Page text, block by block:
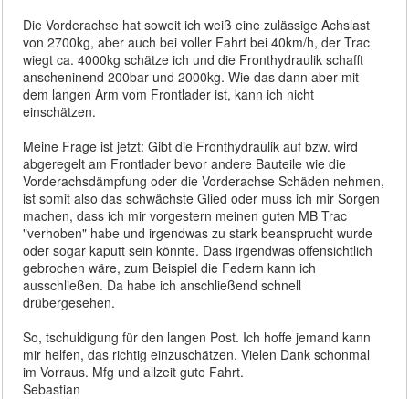
Die Vorderachse hat soweit ich weiß eine zulässige Achslast
von 2700kg, aber auch bei voller Fahrt bei 40km/h, der Trac
wiegt ca. 4000kg schätze ich und die Fronthydraulik schafft
anscheninend 200bar und 2000kg. Wie das dann aber mit
dem langen Arm vom Frontlader ist, kann ich nicht
einschätzen.
Meine Frage ist jetzt: Gibt die Fronthydraulik auf bzw. wird
abgeregelt am Frontlader bevor andere Bauteile wie die
Vorderachsdämpfung oder die Vorderachse Schäden nehmen,
ist somit also das schwächste Glied oder muss ich mir Sorgen
machen, dass ich mir vorgestern meinen guten MB Trac
"verhoben" habe und irgendwas zu stark beansprucht wurde
oder sogar kaputt sein könnte. Dass irgendwas offensichtlich
gebrochen wäre, zum Beispiel die Federn kann ich
ausschließen. Da habe ich anschließend schnell
drübergesehen.
So, tschuldigung für den langen Post. Ich hoffe jemand kann
mir helfen, das richtig einzuschätzen. Vielen Dank schonmal
im Vorraus. Mfg und allzeit gute Fahrt.
Sebastian